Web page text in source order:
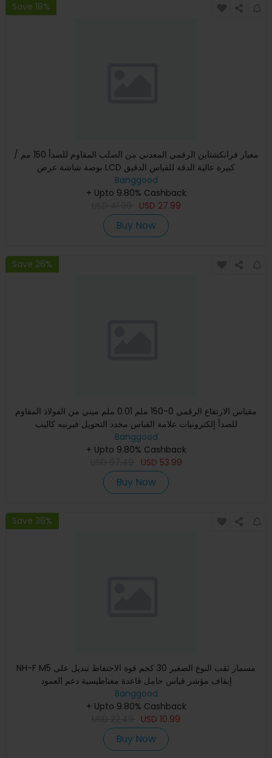
Save 18%
معيار فرانكشتاين الرقمي المعدني من الصلب المقاوم للصدأ 150 مم /
بوصة شاشة عرض LCD كبيرة عالية الدقة للقياس الدقيق
Banggood
+ Upto 9.80% Cashback
USD 27.99
Buy Now
Save 26%
مقياس الارتفاع الرقمي 0-150 ملم 0.01 ملم ميني من الفولاذ المقاوم
للصدأ إلكترونيات علامة القياس محدد التحويل فيرنيه كاليب
Banggood
+ Upto 9.80% Cashback
USD 53.99
Buy Now
Save 36%
NH-F M5 مسمار ثقب النوع الصغير 30 كجم قوة الاحتفاظ تبديل على
إيقاف مؤشر قياس حامل قاعدة مغناطيسية دعم العمود
Banggood
+ Upto 9.80% Cashback
USD 10.99
Buy Now